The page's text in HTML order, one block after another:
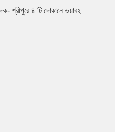
শ্রীপুরে ৪ টি দোকানে ভয়াবহ